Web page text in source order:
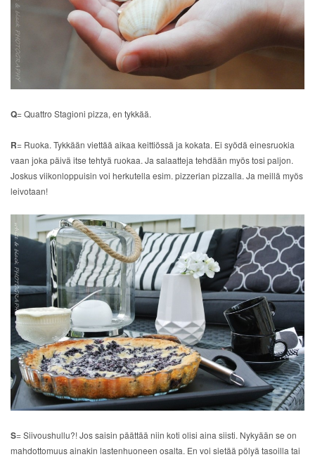
Q= Quattro Stagioni pizza, en tykkää.
R= Ruoka. Tykkään viettää aikaa keittiössä ja kokata. Ei syödä einesruokia
vaan joka päivä itse tehtyä ruokaa. Ja salaatteja tehdään myös tosi paljon.
Joskus viikonloppuisin voi herkutella esim. pizzerian pizzalla. Ja meillä myös
leivotaan!
S= Siivoushullu?! Jos saisin päättää niin koti olisi aina siisti. Nykyään se on
mahdottomuus ainakin lastenhuoneen osalta. En voi sietää pölyä tasoilla tai